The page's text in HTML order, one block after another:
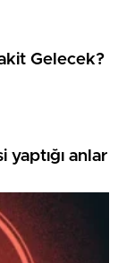
Gelecek?
yaptığı anlar